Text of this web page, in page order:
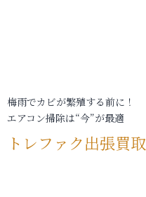
梅雨でカビが繁殖する前に！
エアコン掃除は“今”が最適
トレファク出張買取